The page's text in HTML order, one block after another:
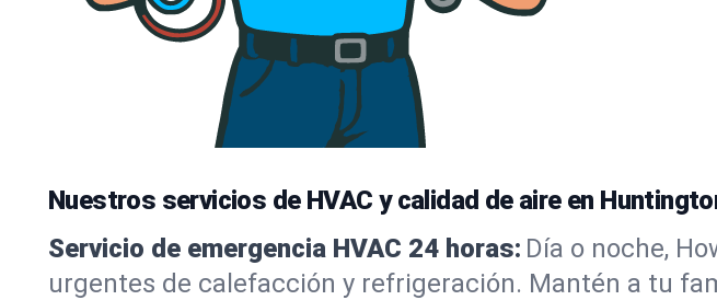
Nuestros servicios de HVAC y calidad de aire en
Servicio de emergencia HVAC 24 horas: Día o noche,
urgentes de calefacción y refrigeración. Mantén a tu